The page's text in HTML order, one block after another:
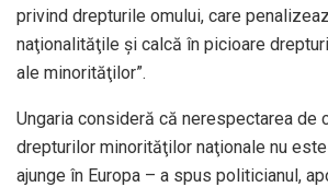
privind drepturile omului, care
naţionalităţile şi calcă în picioare
ale minorităţilor”.
Ungaria consideră că nerespectarea de
drepturilor minorităţilor naţionale nu
ajunge în Europa – a spus politicianul,